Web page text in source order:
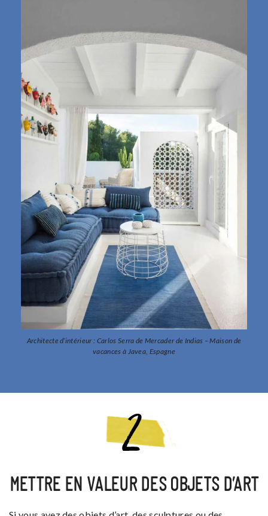
Architecte d’intérieur : Carlos Serra de Mercader de Indias – Maison de
vacances à Javea, Espagne
METTRE EN VALEUR DES OBJETS D’ART